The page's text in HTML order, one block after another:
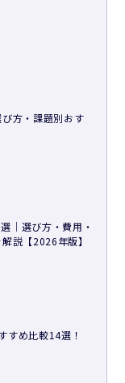
方・課題別おす
｜選び方・費用・
説【2026年版】
すめ比較14選！